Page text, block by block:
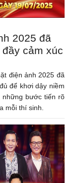
2025 đã
cảm xúc
điện ảnh 2025 đã
để khơi dậy niềm
những bước tiến rõ
mỗi thí sinh.